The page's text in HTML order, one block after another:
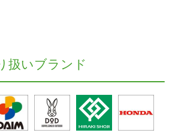
扱いブランド